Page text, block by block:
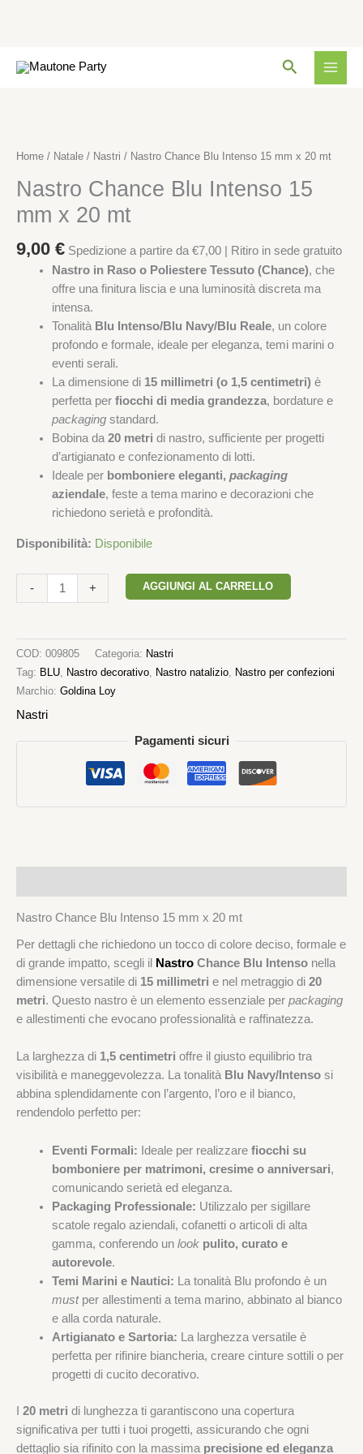
Cerca
Home / Natale / Nastri / Nastro Chance Blu Intenso 15 mm x 20 mt
Nastro Chance Blu Intenso 15
mm x 20 mt
9,00 € Spedizione a partire da €7,00 | Ritiro in sede gratuito
Nastro in Raso o Poliestere Tessuto (Chance), che
offre una finitura liscia e una luminosità discreta ma
intensa.
Tonalità Blu Intenso/Blu Navy/Blu Reale, un colore
profondo e formale, ideale per eleganza, temi marini o
eventi serali.
La dimensione di 15 millimetri (o 1,5 centimetri)è
perfetta per fiocchi di media grandezza, bordature e
packagingstandard.
Bobina da 20 metri di nastro, sufficiente per progetti
d’artigianato e confezionamento di lotti.
Ideale per bomboniere eleganti, packaging
aziendale, feste a tema marino e decorazioni che
richiedono serietà e profondità.
Disponibilità: Disponibile
-
Blu
15
x
20
mt
+ AGGIUNGI AL CARRELLO
COD: 009805 Categoria: Nastri
Tag: BLU, Nastro decorativo, Nastro natalizio, Nastro per confezioni
Marchio: Goldina Loy
Nastri
Pagamenti sicuri
Nastro Chance Blu Intenso 15 mm x 20 mt
Per dettagli che richiedono un tocco di colore deciso, formale e
di grande impatto, scegli il Nastro Chance Blu Intenso nella
dimensione versatile di 15 millimetri e nel metraggio di 20
metri. Questo nastro è un elemento essenziale per packaging
e allestimenti che evocano professionalità e raffinatezza.
La larghezza di 1,5 centimetri offre il giusto equilibrio tra
visibilità e maneggevolezza. La tonalità Blu Navy/Intenso si
abbina splendidamente con l’argento, l’oro e il bianco,
rendendolo perfetto per:
Eventi Formali: Ideale per realizzare fiocchi su
bomboniere per matrimoni, cresime o anniversari,
comunicando serietà ed eleganza.
Packaging Professionale: Utilizzalo per sigillare
scatole regalo aziendali, cofanetti o articoli di alta
gamma, conferendo un look pulito, curato e
autorevole.
Temi Marini e Nautici: La tonalità Blu profondo è un
mustper allestimenti a tema marino, abbinato al bianco
e alla corda naturale.
Artigianato e Sartoria: La larghezza versatile è
perfetta per rifinire biancheria, creare cinture sottili o per
progetti di cucito decorativo.
I 20 metri di lunghezza ti garantiscono una copertura
significativa per tutti i tuoi progetti, assicurando che ogni
dettaglio sia rifinito con la massima precisione ed eleganza
20